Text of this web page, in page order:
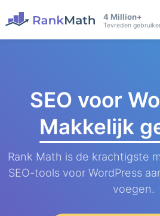
4 Million+
Tevreden
SEO voor
Makkelijk
Rank Math is de krachtigste
SEO-tools voor WordPress
voegen.